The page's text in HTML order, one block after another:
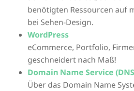
benötigten Ressourcen auf
bei Sehen-Design.
WordPress
eCommerce, Portfolio,
geschneidert nach Maß!
Domain Name Service
Über das Domain Name